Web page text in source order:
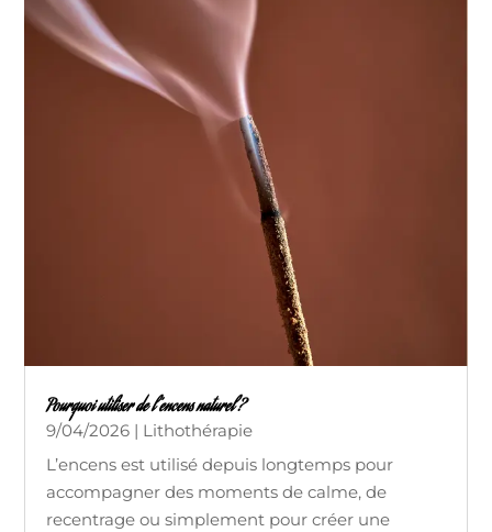
Pourquoi utiliser de l’encens naturel ?
9/04/2026 | Lithothérapie
L’encens est utilisé depuis longtemps pour
accompagner des moments de calme, de
recentrage ou simplement pour créer une